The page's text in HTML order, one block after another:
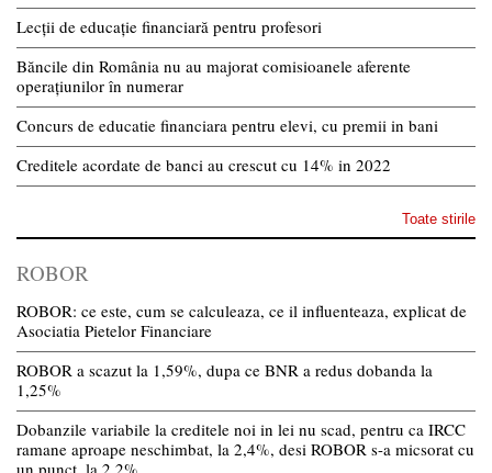
Lecții de educație financiară pentru profesori
Băncile din România nu au majorat comisioanele aferente
operațiunilor în numerar
Concurs de educatie financiara pentru elevi, cu premii in bani
Creditele acordate de banci au crescut cu 14% in 2022
Toate stirile
ROBOR
ROBOR: ce este, cum se calculeaza, ce il influenteaza, explicat de
Asociatia Pietelor Financiare
ROBOR a scazut la 1,59%, dupa ce BNR a redus dobanda la
1,25%
Dobanzile variabile la creditele noi in lei nu scad, pentru ca IRCC
ramane aproape neschimbat, la 2,4%, desi ROBOR s-a micsorat cu